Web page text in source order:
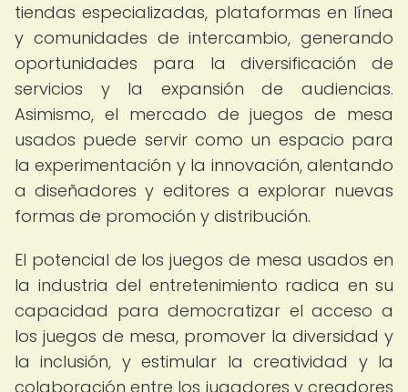
tiendas especializadas, plataformas en línea
y comunidades de intercambio, generando
oportunidades para la diversificación de
servicios y la expansión de audiencias.
Asimismo, el mercado de juegos de mesa
usados puede servir como un espacio para
la experimentación y la innovación, alentando
a diseñadores y editores a explorar nuevas
formas de promoción y distribución.
El potencial de los juegos de mesa usados en
la industria del entretenimiento radica en su
capacidad para democratizar el acceso a
los juegos de mesa, promover la diversidad y
la inclusión, y estimular la creatividad y la
colaboración entre los jugadores y creadores